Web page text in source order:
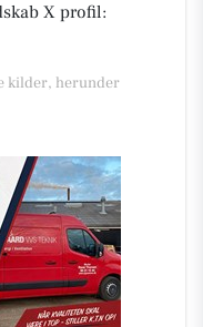
X profil:
kilder, herunder